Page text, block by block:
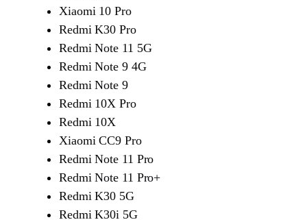
Xiaomi 10 Pro
Redmi K30 Pro
Redmi Note 11 5G
Redmi Note 9 4G
Redmi Note 9
Redmi 10X Pro
Redmi 10X
Xiaomi CC9 Pro
Redmi Note 11 Pro
Redmi Note 11 Pro+
Redmi K30 5G
Redmi K30i 5G